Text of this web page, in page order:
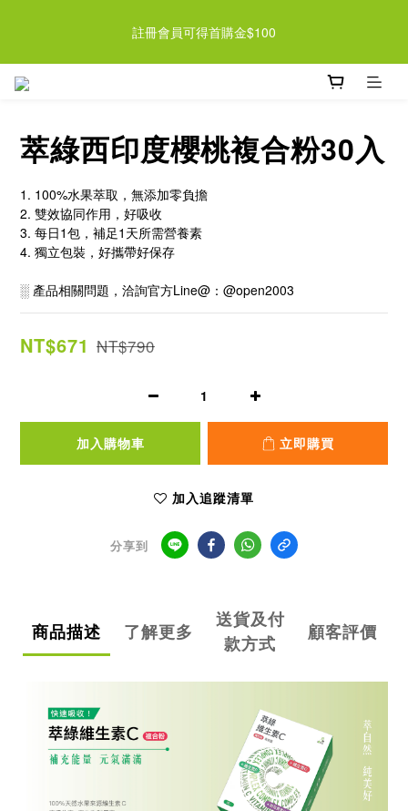
近期檸檬酵素系列即將調漲 趁現在買起來 >>
註冊會員可得首購金$100
近期檸檬酵素系列即將調漲 趁現在買起來 >>
萃綠西印度櫻桃複合粉30入
1. 100%水果萃取，無添加零負擔
2. 雙效協同作用，好吸收
3. 每日1包，補足1天所需營養素
4. 獨立包裝，好攜帶好保存
░ 產品相關問題，洽詢官方Line@：@open2003
NT$671 NT$790
加入購物車 立即購買
加入追蹤清單
分享到
商品描述 了解更多
送貨及付
款方式
顧客評價